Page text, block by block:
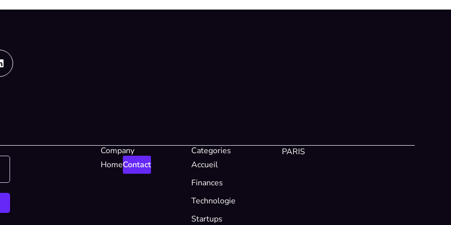
Company
HomeContact
Categories
Accueil
Finances
Technologie
Startups
PARIS